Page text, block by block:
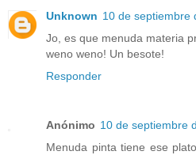
Unknown 10 de septiembre
Jo, es que menuda materia
weno weno! Un besote!
Responder
Anónimo 10 de septiembre
Menuda pinta tiene ese